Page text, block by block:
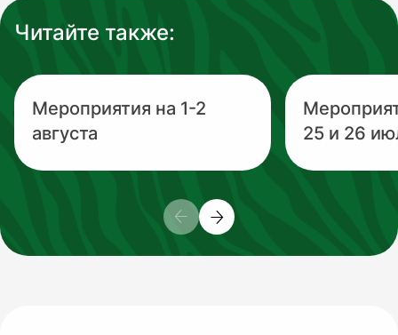
Читайте также:
Мероприятия на 1-2
августа
25 и 26